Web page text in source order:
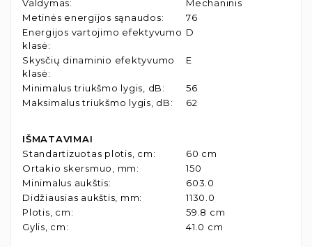
Valdymas:
Mechaninis
Metinės energijos sąnaudos:
76
Energijos vartojimo efektyvumo
klasė:
D
Skysčių dinaminio efektyvumo
klasė:
E
Minimalus triukšmo lygis, dB:
56
Maksimalus triukšmo lygis, dB: 62
IŠMATAVIMAI
Standartizuotas plotis, cm:
60 cm
Ortakio skersmuo, mm:
150
Minimalus aukštis:
603.0
Didžiausias aukštis, mm:
1130.0
Plotis, cm:
59.8 cm
Gylis, cm: 41.0 cm